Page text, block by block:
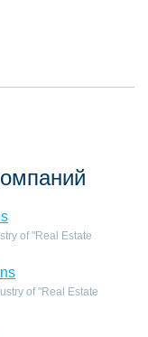
of "Real Estate
of "Real Estate